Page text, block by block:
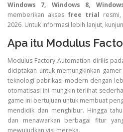
Windows 7, Windows 8,
memberikan akses free trial
2026. Untuk informasi lebih lanjut,
Apa itu Modulus
Modulus Factory Automation dirilis
diciptakan untuk memungkinkan
teknologi pabrikasi modern dengan
otomatisasi ini mungkin terlihat
game ini bertujuan untuk membuat
mendidik dan menghibur. Hingga
dan menawarkan berbagai fitur